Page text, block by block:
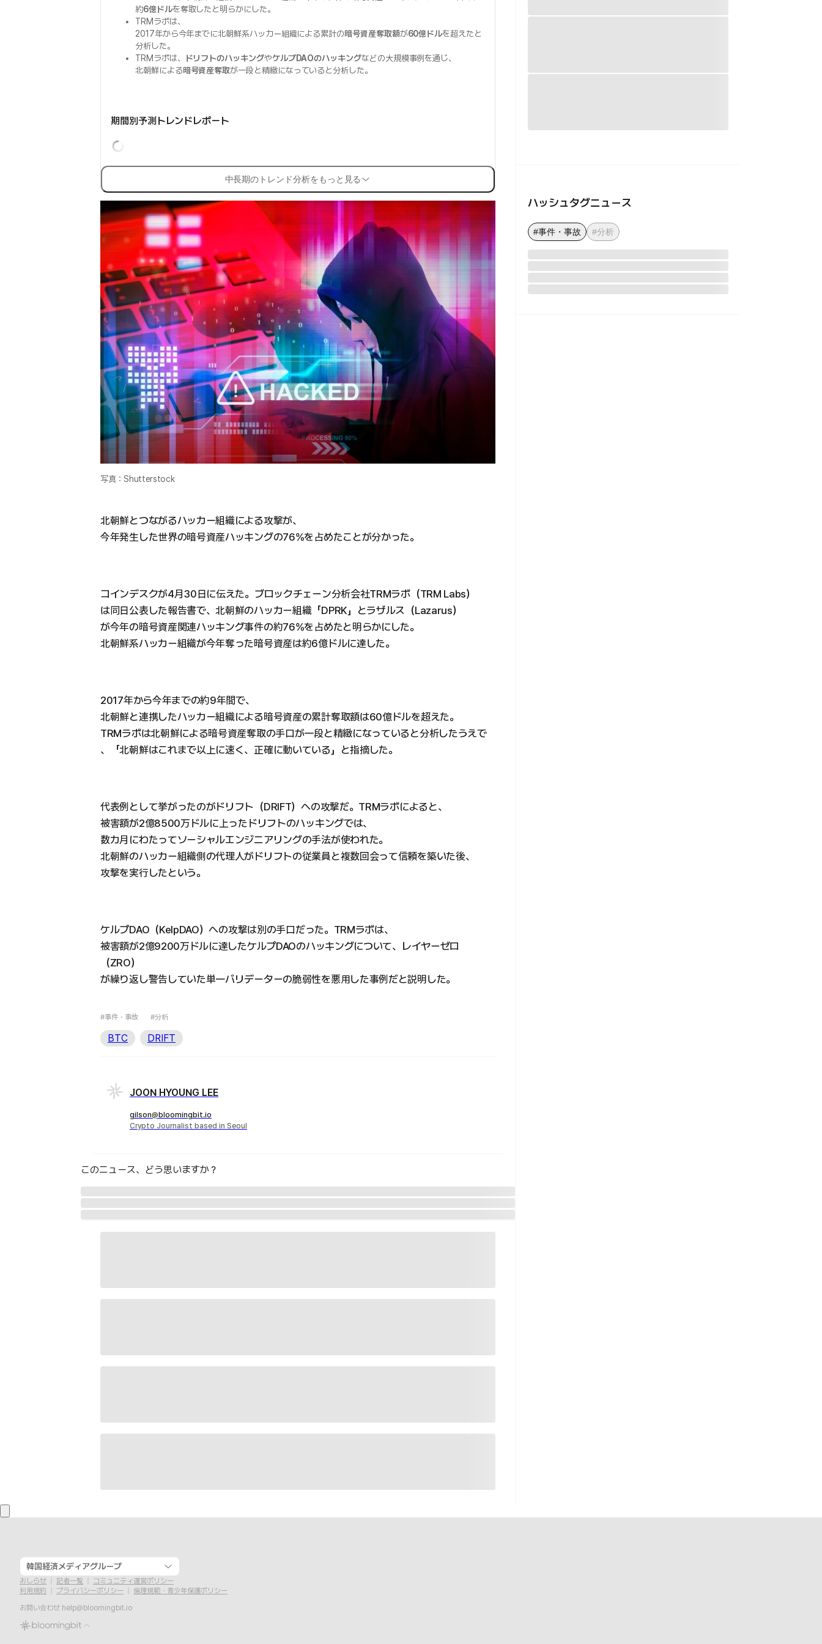
約6億ドルを奪取したと明らかにした。
TRMラボは、
2017年から今年までに北朝鮮系ハッカー組織による累計の暗号資産奪取額が60億ドルを超えたと
分析した。
TRMラボは、
ドリフトのハッキングやケルプDAOのハッキングなどの大規模事例を通じ、
北朝鮮による暗号資産奪取が一段と精緻になっていると分析した。
期間別予測トレンドレポート
中長期のトレンド分析をもっと見る
写真：Shutterstock
北朝鮮とつながるハッカー組織による攻撃が、
今年発生した世界の暗号資産ハッキングの76%を占めたことが分かった。
コインデスクが4月30日に伝えた。ブロックチェーン分析会社TRMラボ（TRM Labs）
は同日公表した報告書で、北朝鮮のハッカー組織「DPRK」とラザルス（Lazarus）
が今年の暗号資産関連ハッキング事件の約76%を占めたと明らかにした。
北朝鮮系ハッカー組織が今年奪った暗号資産は約6億ドルに達した。
2017年から今年までの約9年間で、
北朝鮮と連携したハッカー組織による暗号資産の累計奪取額は60億ドルを超えた。
TRMラボは北朝鮮による暗号資産奪取の手口が一段と精緻になっていると分析したうえで
、「北朝鮮はこれまで以上に速く、正確に動いている」と指摘した。
代表例として挙がったのがドリフト（DRIFT）への攻撃だ。TRMラボによると、
被害額が2億8500万ドルに上ったドリフトのハッキングでは、
数カ月にわたってソーシャルエンジニアリングの手法が使われた。
北朝鮮のハッカー組織側の代理人がドリフトの従業員と複数回会って信頼を築いた後、
攻撃を実行したという。
ケルプDAO（KelpDAO）への攻撃は別の手口だった。TRMラボは、
被害額が2億9200万ドルに達したケルプDAOのハッキングについて、レイヤーゼロ
（ZRO）
が繰り返し警告していた単一バリデーターの脆弱性を悪用した事例だと説明した。
#事件・事故 #分析
BTC DRIFT
JOON HYOUNG LEE
gilson@bloomingbit.io
Crypto Journalist based in Seoul
このニュース、どう思いますか？
ハッシュタグニュース
#事件・事故 #分析
韓国経済メディアグループ
おしらせ 記者一覧
コミュニティ運営ポリシー
利用規約
プライバシーポリシー
倫理規範・青少年保護ポリシー
お問い合わせ help@bloomingbit.io